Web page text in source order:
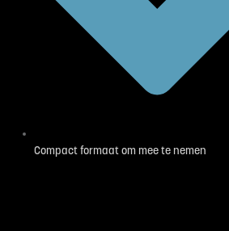
Compact formaat om mee te nemen